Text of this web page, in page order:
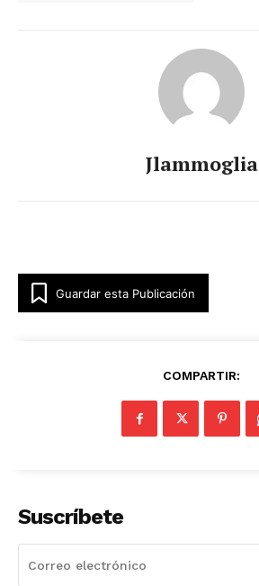
Jlammoglia
Guardar esta Publicación
COMPARTIR:
Suscríbete